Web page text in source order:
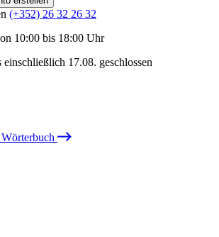
(+352) 26 32 26 32
10:00 bis 18:00 Uhr
17.08. geschlossen